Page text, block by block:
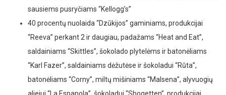
sausiems pusryčiams “Kellogg’s”
40 procentų nuolaida “Dzūkijos” gaminiams, produkcijai
“Reeva” perkant 2 ir daugiau, padažams “Heat and Eat”,
saldainiams “Skittles”, šokolado plytelėms ir batonėliams
“Karl Fazer”, saldainiams dėžutėse ir šokoladui “Rūta”,
batonėliams “Corny”, miltų mišiniams “Malsena”, alyvuogių